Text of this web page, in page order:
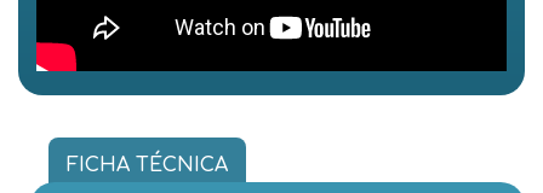
FICHA TÉCNICA